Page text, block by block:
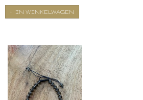
IN WINKELWAGEN